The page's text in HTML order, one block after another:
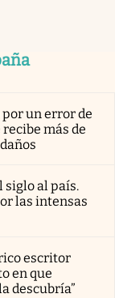
un error de
más de
siglo al país.
las intensas
escritor
en que
descubría”